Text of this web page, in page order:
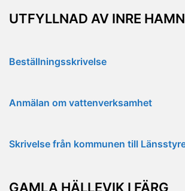
UTFYLLNAD AV INRE
Beställningsskrivelse
Anmälan om vattenverksamhet
Skrivelse från kommunen till
GAMLA HÄLLEVIK I FÄRG